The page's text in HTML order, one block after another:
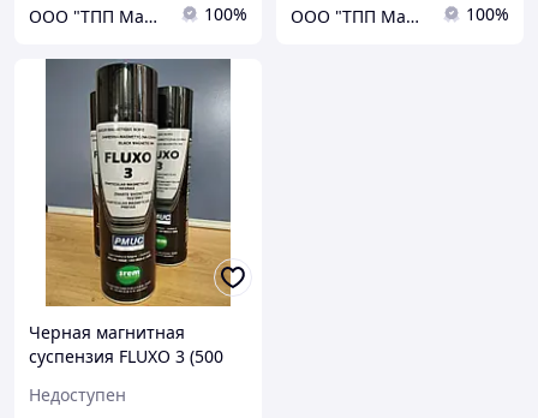
ООО "ТПП Машпром" 100% ООО "ТПП Машпром" 100%
Черная магнитная
суспензия FLUXO 3 (500
Недоступен